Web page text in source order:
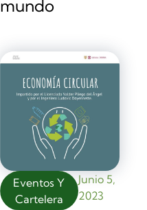
mundo
Eventos Y
Cartelera
Junio 5,
2023